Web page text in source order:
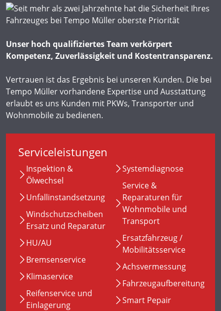
Unser hoch qualifiziertes Team verkörpert
Kompetenz, Zuverlässigkeit und Kostentransparenz.
Vertrauen ist das Ergebnis bei unseren Kunden. Die bei
Tempo Müller vorhandene Expertise und Ausstattung
erlaubt es uns Kunden mit PKWs, Transporter und
Wohnmobile zu bedienen.
Serviceleistungen
Inspektion &
Ölwechsel
Unfallinstandsetzung
Windschutzscheiben
Ersatz und Reparatur
HU/AU
Bremsenservice
Klimaservice
Reifenservice und
Einlagerung
Systemdiagnose
Service &
Reparaturen für
Wohnmobile und
Transport
Ersatzfahrzeug /
Mobilitätsservice
Achsvermessung
Fahrzeugaufbereitung
Smart Pepair